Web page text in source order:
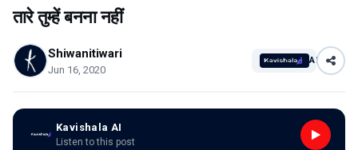
तारे तुम्हें बनना नहीं
Shiwanitiwari
Jun 16, 2020
AI
Kavishala AI
Listen to this post